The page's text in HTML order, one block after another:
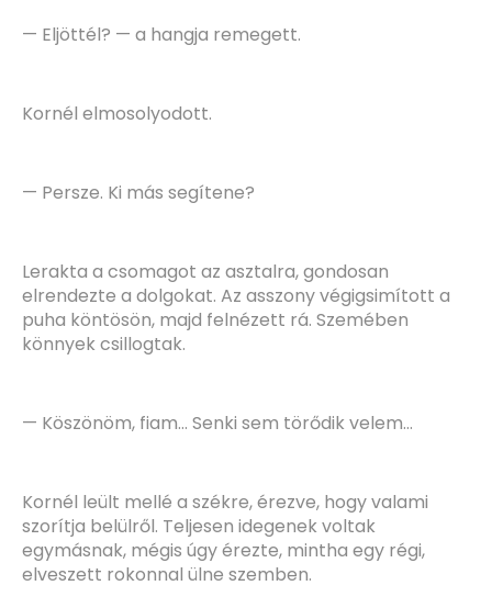
— Eljöttél? — a hangja remegett.
Kornél elmosolyodott.
— Persze. Ki más segítene?
Lerakta a csomagot az asztalra, gondosan
elrendezte a dolgokat. Az asszony végigsimított a
puha köntösön, majd felnézett rá. Szemében
könnyek csillogtak.
— Köszönöm, fiam… Senki sem törődik velem…
Kornél leült mellé a székre, érezve, hogy valami
szorítja belülről. Teljesen idegenek voltak
egymásnak, mégis úgy érezte, mintha egy régi,
elveszett rokonnal ülne szemben.